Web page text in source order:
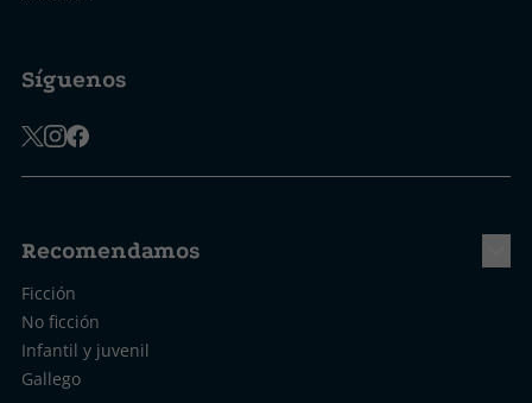
Síguenos
Recomendamos
Ficción
No ficción
Infantil y juvenil
Gallego